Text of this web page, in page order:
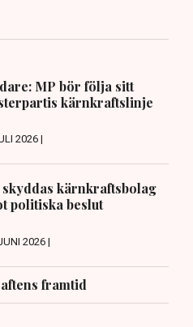
MP bör följa sitt
kärnkraftslinje
2026 |
skyddas kärnkraftsbolag
politiska beslut
2026 |
framtid